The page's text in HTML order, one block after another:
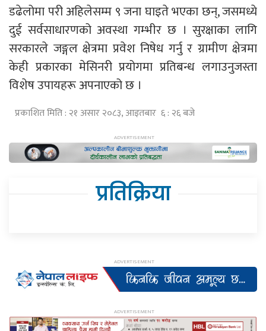
डढेलोमा परी अहिलेसम्म ९ जना घाइते भएका छन्, जसमध्ये
दुई सर्वसाधारणको अवस्था गम्भीर छ । सुरक्षाका लागि
सरकारले जङ्गल क्षेत्रमा प्रवेश निषेध गर्नु र ग्रामीण क्षेत्रमा
केही प्रकारका मेसिनरी प्रयोगमा प्रतिबन्ध लगाउनुजस्ता
विशेष उपायहरू अपनाएको छ ।
प्रकाशित मिति : २१ असार २०८३, आइतबार ६ : २६ बजे
प्रतिक्रिया